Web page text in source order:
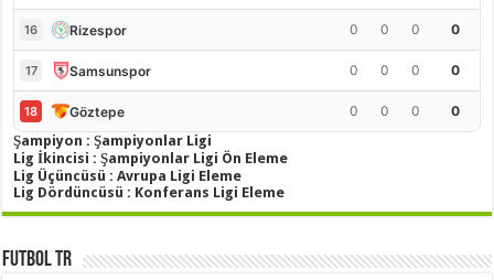
16 Rizespor 0 0 0 0
17 Samsunspor 0 0 0 0
18 Göztepe 0 0 0
0
Şampiyon : Şampiyonlar Ligi
Lig İkincisi : Şampiyonlar Ligi Ön Eleme
Lig Üçüncüsü : Avrupa Ligi Eleme
Lig Dördüncüsü : Konferans Ligi Eleme
Futbol TR